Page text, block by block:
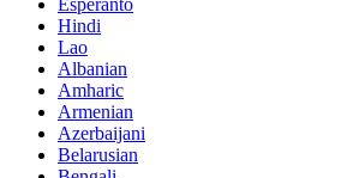
Esperanto
Hindi
Lao
Albanian
Amharic
Armenian
Azerbaijani
Belarusian